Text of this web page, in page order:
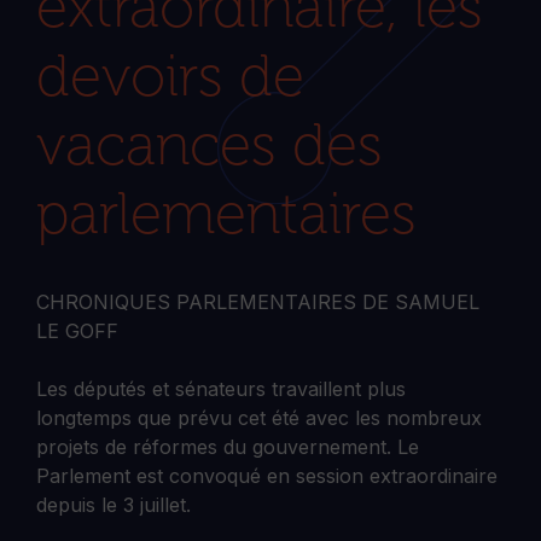
devoirs de
vacances des
parlementaires
CHRONIQUES PARLEMENTAIRES DE SAMUEL
LE GOFF
Les députés et sénateurs travaillent plus
longtemps que prévu cet été avec les nombreux
projets de réformes du gouvernement. Le
Parlement est convoqué en session extraordinaire
depuis le 3 juillet.